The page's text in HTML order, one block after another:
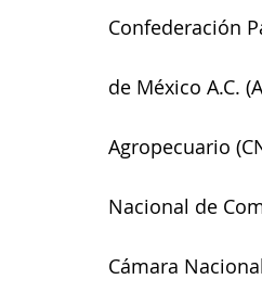
Confederación
de México A.C.
Agropecuario
Nacional de
Cámara